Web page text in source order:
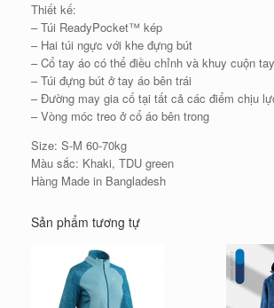
Thiết kế:
– Túi ReadyPocket™ kép
– Hai túi ngực với khe đựng bút
– Cổ tay áo có thể điều chỉnh và khuy cuộn
– Túi đựng bút ở tay áo bên trái
– Đường may gia cố tại tất cả các điểm chịu
– Vòng móc treo ở cổ áo bên trong
Size: S-M 60-70kg
Màu sắc: Khaki, TDU green
Hàng Made in Bangladesh
Sản phẩm tương tự